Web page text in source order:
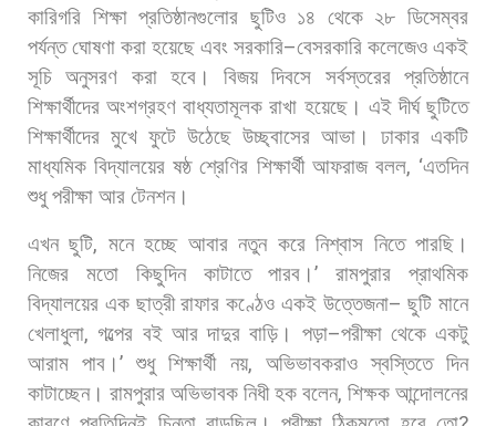
কারিগরি শিক্ষা প্রতিষ্ঠানগুলোর ছুটিও ১৪ থেকে ২৮ ডিসেম্বর
পর্যন্ত ঘোষণা করা হয়েছে এবং সরকারি–বেসরকারি কলেজেও একই
সূচি অনুসরণ করা হবে। বিজয় দিবসে সর্বস্তরের প্রতিষ্ঠানে
শিক্ষার্থীদের অংশগ্রহণ বাধ্যতামূলক রাখা হয়েছে। এই দীর্ঘ ছুটিতে
শিক্ষার্থীদের মুখে ফুটে উঠেছে উচ্ছ্বাসের আভা। ঢাকার একটি
মাধ্যমিক বিদ্যালয়ের ষষ্ঠ শ্রেণির শিক্ষার্থী আফরাজ বলল, ‘এতদিন
শুধু পরীক্ষা আর টেনশন।
এখন ছুটি, মনে হচ্ছে আবার নতুন করে নিশ্বাস নিতে পারছি।
নিজের
মতো কিছুদিন কাটাতে পারব।’রামপুরার
প্রাথমিক
বিদ্যালয়ের এক ছাত্রী রাফার কণ্ঠেও একই উত্তেজনা–ছুটি মানে
খেলাধুলা, গল্পের বই আর দাদুর বাড়ি। পড়া–পরীক্ষা থেকে একটু
আরাম পাব।’শুধু শিক্ষার্থী নয়, অভিভাবকরাও স্বস্তিতে দিন
কাটাচ্ছেন। রামপুরার অভিভাবক নিধী হক বলেন, শিক্ষক আন্দোলনের